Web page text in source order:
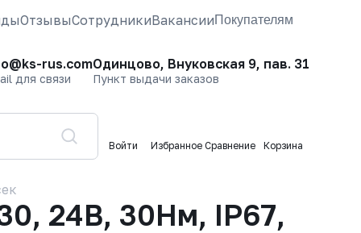
ОтзывыСотрудникиВакансииПокупателям
rus.com
для связи
Одинцово, Внуковская 9, пав. 31
Пункт выдачи заказов
Войти Избранное Сравнение Корзина
24В, 30Нм, IP67,